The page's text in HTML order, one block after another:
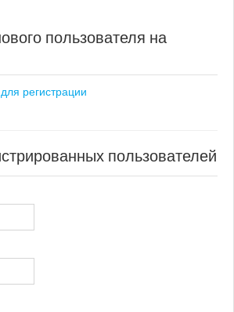
пользователя на
регистрации
пользователей